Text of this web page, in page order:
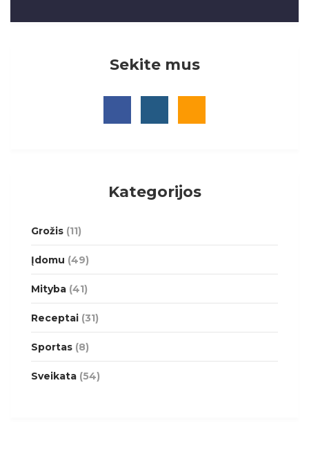
Sekite mus
Kategorijos
Grožis (11)
Įdomu (49)
Mityba (41)
Receptai (31)
Sportas (8)
Sveikata (54)